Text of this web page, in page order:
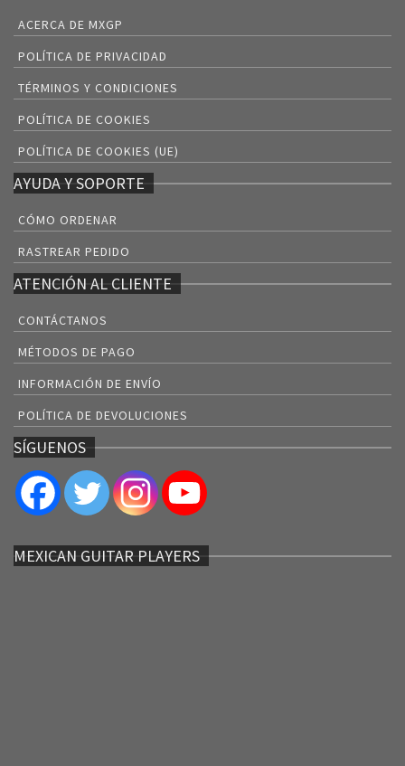
ACERCA DE MXGP
POLÍTICA DE PRIVACIDAD
TÉRMINOS Y CONDICIONES
POLÍTICA DE COOKIES
POLÍTICA DE COOKIES (UE)
AYUDA Y SOPORTE
CÓMO ORDENAR
RASTREAR PEDIDO
ATENCIÓN AL CLIENTE
CONTÁCTANOS
MÉTODOS DE PAGO
INFORMACIÓN DE ENVÍO
POLÍTICA DE DEVOLUCIONES
SÍGUENOS
MEXICAN GUITAR PLAYERS